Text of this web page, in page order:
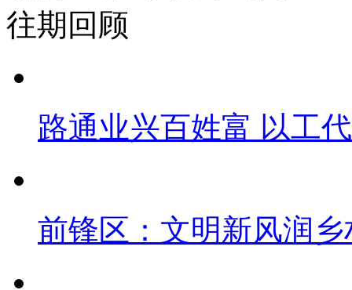
往期回顾
路通业兴百姓富 以工
前锋区：文明新风润